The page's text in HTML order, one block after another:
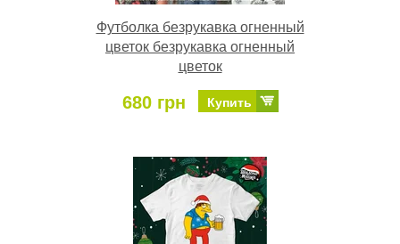
Футболка безрукавка огненный
цветок безрукавка огненный
цветок
680 грн Купить